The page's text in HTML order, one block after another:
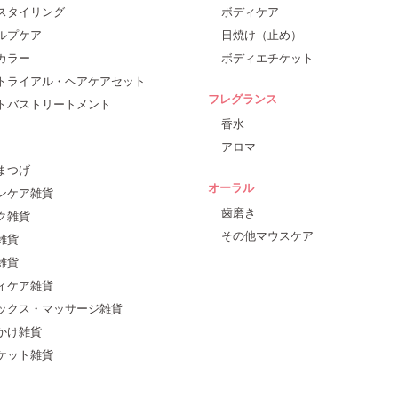
タイリング
プケア
ラー
ライアル・ヘアケアセット
バストリートメント
ボディケア
日焼け（止め）
ボディエチケット
フレグランス
香水
アロマ
つげ
ケア雑貨
雑貨
貨
貨
ケア雑貨
クス・マッサージ雑貨
け雑貨
ット雑貨
オーラル
歯磨き
その他マウスケア